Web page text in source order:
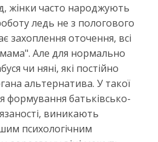
жінки часто народжують
ледь не з пологового
захоплення оточення, всі
Але для нормально
чи няні, які постійно
альтернатива. У такої
формування батьківсько-
виникають
психологічним